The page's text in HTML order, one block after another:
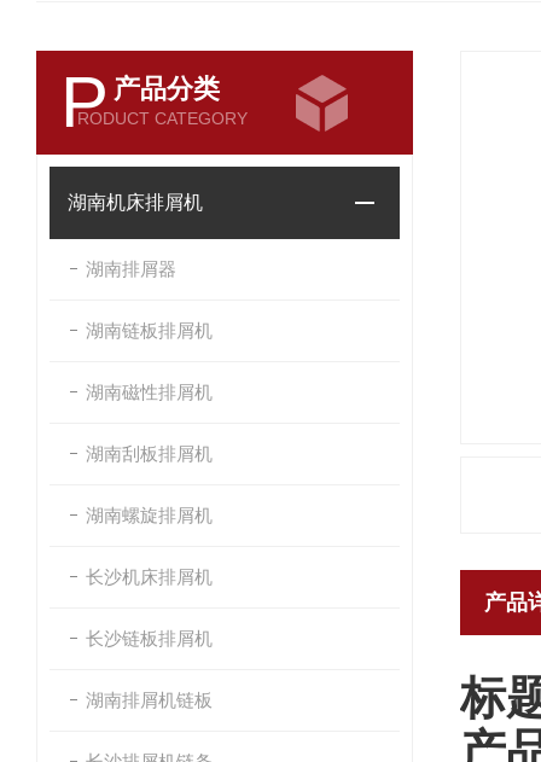
P 产品分类
RODUCT CATEGORY
湖南机床排屑机
湖南排屑器
湖南链板排屑机
湖南磁性排屑机
湖南刮板排屑机
湖南螺旋排屑机
长沙机床排屑机
长沙链板排屑机
湖南排屑机链板
产品
标
产